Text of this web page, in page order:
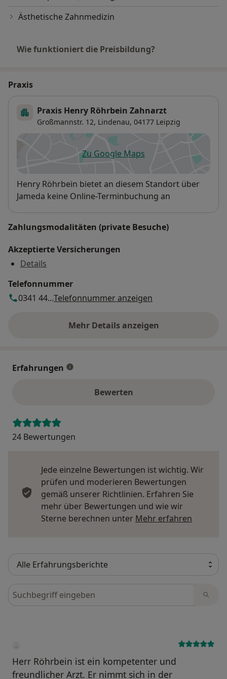
Ästhetische Zahnmedizin
Wie funktioniert die Preisbildung?
Praxis
Praxis Henry Röhrbein Zahnarzt
Großmannstr. 12, Lindenau, 04177 Leipzig
Zu Google Mapsöffnet in einer neuen
Verfügbarkeit
Henry Röhrbein bietet an diesem Standort über
Jameda keine Online-Terminbuchung an
Zahlungsmodalitäten (private Besuche)
Akzeptierte Versicherungen
Details
Telefonnummer
0341 44...Telefonnummer anzeigen
Mehr Details anzeigen
über die Adresse
Erfahrungen
Bewerten
24 Bewertungen
Jede einzelne Bewertungen ist wichtig. Wir
prüfen und moderieren Bewertungen
gemäß unserer Richtlinien. Erfahren Sie
mehr über Bewertungen und wie wir
Sterne berechnen unter Mehr erfahren
Bewertungen durchsuchen
Herr Röhrbein ist ein kompetenter und
freundlicher Arzt. Er nimmt sich in der